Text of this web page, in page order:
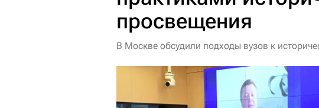
просвещения
В Москве обсудили подходы вузов к